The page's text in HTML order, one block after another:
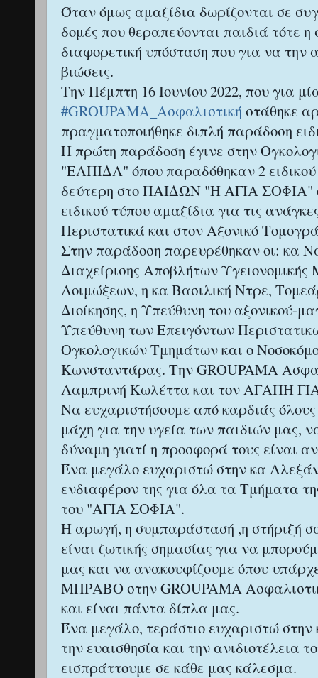
Όταν όμως αμαξίδια δωρίζονται σε
δομές που θεραπεύονται παιδιά τότε
διαφορετική υπόσταση που για να την
βιώσεις.
Την Πέμπτη 16 Ιουνίου 2022, που για
#GROUPAMA_Ασφαλιστική στάθηκε
πραγματοποιήθηκε διπλή παράδοση
Η πρώτη παράδοση έγινε στην
"ΕΛΠΙΔΑ" όπου παραδόθηκαν 2
δεύτερη στο ΠΑΙΔΩΝ "Η ΑΓΙΑ ΣΟΦΙΑ"
ειδικού τύπου αμαξίδια για τις
Περιστατικά και στον Αξονικό
Στην παράδοση παρευρέθηκαν οι: κα
Διαχείρισης Αποβλήτων
Λοιμώξεων, η κα Βασιλική Ντρε,
Διοίκησης, η Υπεύθυνη του αξονικού-
Υπεύθυνη των Επειγόντων
Ογκολογικών Τμημάτων και ο
Κωνσταντάρας. Την GROUPAMA
Λαμπρινή Κωλέττα και τον ΑΓΑΠΗ
Να ευχαριστήσουμε από καρδιάς όλους
μάχη για την υγεία των παιδιών μας,
δύναμη γιατί η προσφορά τους είναι
Ένα μεγάλο ευχαριστώ στην κα
ενδιαφέρον της για όλα τα Τμήματα
του "ΑΓΙΑ ΣΟΦΙΑ".
Η αρωγή, η συμπαράστασή ,η στήριξή
είναι ζωτικής σημασίας για να
μας και να ανακουφίζουμε όπου
ΜΠΡΑΒΟ στην GROUPAMA
και είναι πάντα δίπλα μας.
Ένα μεγάλο, τεράστιο ευχαριστώ
την ευαισθησία και την ανιδιοτέλεια
εισπράττουμε σε κάθε μας κάλεσμα.